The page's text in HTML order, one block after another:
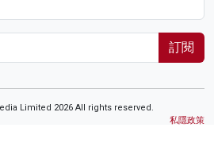
訂閱
Limited 2026 All rights reserved.
私隱政策